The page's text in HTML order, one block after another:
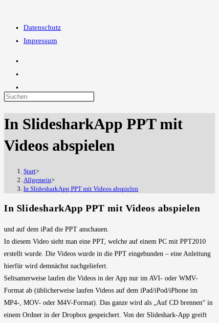
Datenschutz
Impressum
Diese
durchsuchen
In SlidesharkApp PPT mit
Videos abspielen
Start>
Allgemein>
In SlidesharkApp PPT mit Videos abspielen
In SlidesharkApp PPT mit Videos abspielen
und auf dem iPad die PPT anschauen.
In diesem Video sieht man eine PPT, welche auf einem PC mit PPT2010
erstellt wurde. Die Videos wurde in die PPT eingebunden – eine Anleitung
hierfür wird demnächst nachgeliefert.
Seltsamerweise laufen die Videos in der App nur im AVI- oder WMV-
Format ab (üblicherweise laufen Videos auf dem iPad/iPod/iPhone im
MP4-, MOV- oder M4V-Format). Das ganze wird als „Auf CD brennen“ in
einem Ordner in der Dropbox gespeichert. Von der Slideshark-App greift